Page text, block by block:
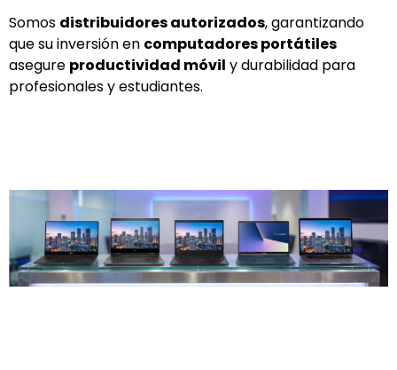
Somos distribuidores autorizados, garantizando
que su inversión en computadores portátiles
asegure productividad móvil y durabilidad para
profesionales y estudiantes.